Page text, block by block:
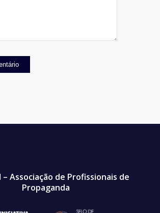
– Associação de Profissionais de
Propaganda